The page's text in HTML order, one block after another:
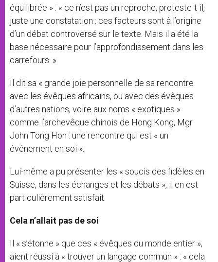
équilibrée » : « ce n’est pas un reproche, proteste-t-il,
juste une constatation : ces facteurs sont à l’origine
d’un débat controversé sur le texte. Mais il a été la
base nécessaire pour l’approfondissement dans les
carrefours. »
Il dit sa « grande joie personnelle de sa rencontre
avec les évêques africains, ou avec des évêques
d’autres nations, voire aux noms « exotiques »
comme l’archevêque chinois de Hong Kong, Mgr
John Tong Hon : une rencontre qui est « un
événement en soi ».
Lui-même a pu présenter les « soucis des fidèles en
Suisse, dans les échanges et les débats », il en est
particulièrement satisfait.
Cela n’allait pas de soi
Il « s’étonne » que ces « évêques du monde entier »,
aient réussi à « trouver un langage commun » : « cela